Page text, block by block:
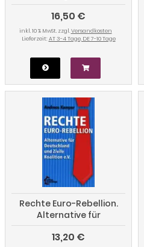
rassistisch zu sein - texte
kritische psychologie 7
16,50 €
inkl. 10 % MwSt. zzgl.Versandkosten
Lieferzeit: AT 3-4 Tage, DE 7-10 Tage
Rechte Euro-Rebellion.
Alternative für
Deutschland und Zivile
Koalition e.V.
13,20 €